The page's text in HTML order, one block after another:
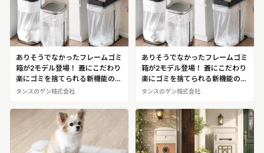
ありそうでなかったフレームゴミ
箱が2モデル登場！ 蓋にこだわり
楽にゴミを捨てられる新機能の搭
載
タンスのゲン株式会社
ありそうでなかったフレームゴミ
箱が2モデル登場！ 蓋にこだわり
楽にゴミを捨てられる新機能の搭
載
タンスのゲン株式会社